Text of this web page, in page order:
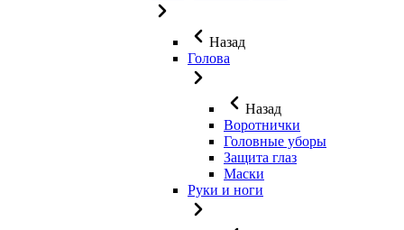
Назад
Голова
Назад
Воротнички
Головные уборы
Защита глаз
Маски
Руки и ноги